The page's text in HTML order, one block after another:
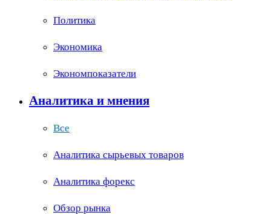
Политика
Экономика
Экономпоказатели
Аналитика и мнения
Все
Аналитика сырьевых товаров
Аналитика форекс
Обзор рынка